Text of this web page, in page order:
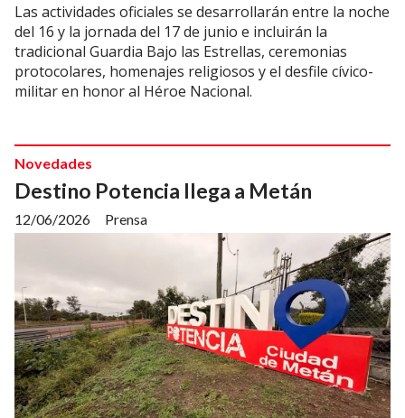
Las actividades oficiales se desarrollarán entre la noche
del 16 y la jornada del 17 de junio e incluirán la
tradicional Guardia Bajo las Estrellas, ceremonias
protocolares, homenajes religiosos y el desfile cívico-
militar en honor al Héroe Nacional.
Destino Potencia llega a Metán
Prensa
Novedades
12/06/2026